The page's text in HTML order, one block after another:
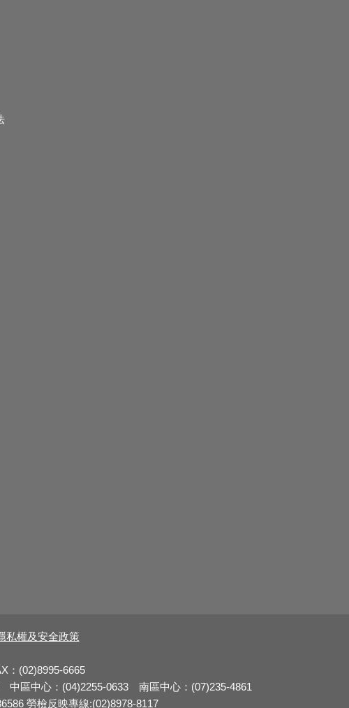
私權及安全政策
：(02)8995-6665
中區中心：(04)2255-0633 南區中心：(07)235-4861
勞檢反映專線:(02)8978-8117